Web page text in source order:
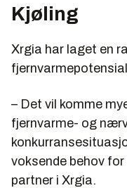
Kjøling
Xrgia har laget en
– Det vil komme
fjernvarme- og
voksende behov
partner i Xrgia.